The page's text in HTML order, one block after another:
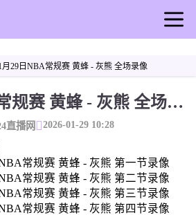
月29日NBA常规赛 黄蜂 - 灰熊 全场录像
01月29日NBA常规赛 黄蜂 - 灰熊 全场录像
直播网 2026-01-29 10:28
常规赛 黄蜂 - 灰熊 第一节录像
常规赛 黄蜂 - 灰熊 第二节录像
常规赛 黄蜂 - 灰熊 第三节录像
常规赛 黄蜂 - 灰熊 第四节录像